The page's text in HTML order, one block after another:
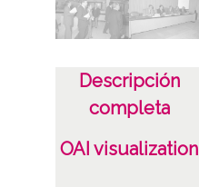
19870528
Vitoria-Gasteiz
Descripción
completa
OAI visualization